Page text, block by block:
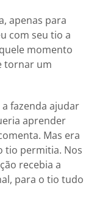
apenas para
com seu tio a
momento
tornar um
fazenda ajudar
aprender
Mas era
tio permitia. Nos
recebia a
para o tio tudo